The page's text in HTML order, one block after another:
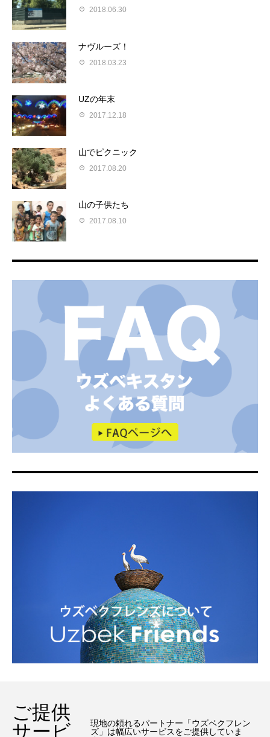
2018.06.30
ナヴルーズ！
2018.03.23
UZの年末
2017.12.18
山でピクニック
2017.08.20
山の子供たち
2017.08.10
ご提供
サービ
現地の頼れるパートナー「ウズベクフレン
ズ」は幅広いサービスをご提供していま